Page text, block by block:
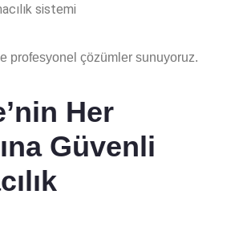
sistemi
profesyonel çözümler sunuyoruz.
Her
Güvenli